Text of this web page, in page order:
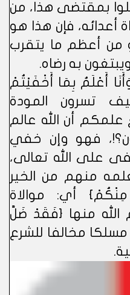
بمقتضى هذا، من
أعدائه، فإن هذا هو
من أعظم ما يتقرب
به رضاه.
أَعْلَمُ بِمَا أَخْفَيْتُمْ
تسرون المودة
علمكم أن الله عالم
فهو وإن خفي
على الله تعالى،
منهم من الخير
أي: موالاة
الله منها {فَقَدْ ضَلَّ
مخالفا للشرع